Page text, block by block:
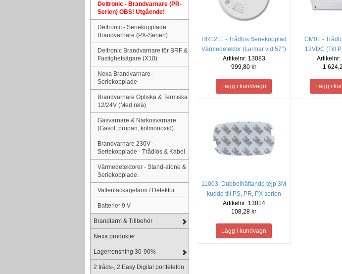
Deltronic - Brandvarnare (PR-
Serien) OBS! Utgående!
Deltronic - Seriekopplade
Brandvarnare (PX-Serien)
Deltronic Brandvarnare för BRF &
Fastighetsägare (X10)
Nexa Brandvarnare -
Seriekopplade
Brandvarnare Optiska & Termiska
12/24V (Med relä)
Gasvarnare & Narkosvarnare
(Gasol, propan, kolmonoxid)
Brandvarnare 230V -
Seriekopplade - Trådlös & Kabel
Värmedetektorer - Stand-alone &
Seriekopplade.
Vattenläckagelarm / Detektor
Batterier 9 V
Brandlarm & Tillbehör
Nexa produkter
Lagerrensning 30-90%
2 tråds-, 2 Easy Digital porttelefon
HR1211 - Trådlös Seriekopplad
Värmedetektor (Larmar vid 57°)
Artikelnr: 13083
999,80 kr
CM01 -
12VDC (Till
Artikelnr:
1
11003, Dubbelhäftande tejp 3M
kudde till PS, PR, PX serien
Artikelnr: 13014
108,28 kr